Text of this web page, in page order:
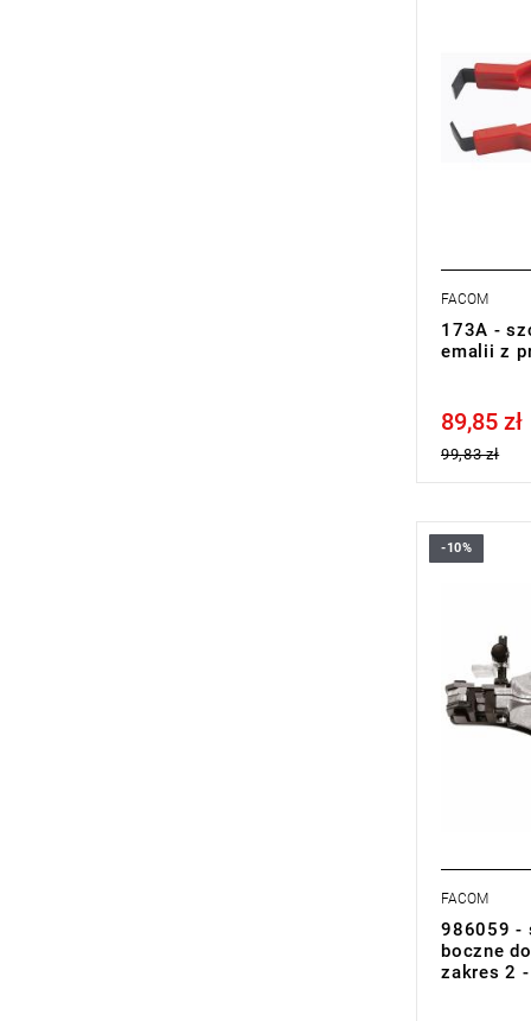
FACOM
173A -
emalii z
Price tax
89,85 zł
99,83 zł
Zakres: 2,0
wymiana
-10%
FACOM
986059 -
boczne
zakres 2 -